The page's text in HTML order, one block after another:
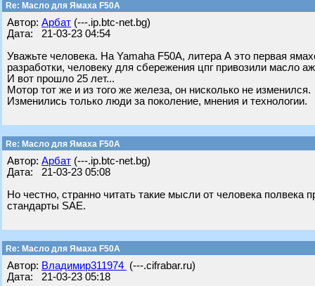
Re: Масло для Ямаха F50A
Автор: Арбат (---.ip.btc-net.bg)
Дата: 21-03-23 04:54
Уважьте человека. На Yamaha F50А, литера А это первая
разработки, человеку для сбережения цпг привозили масло
И вот прошло 25 лет...
Мотор тот же и из того же железа, он нисколько не изменился.
Изменились только люди за поколение, мнения и технологии.
Re: Масло для Ямаха F50A
Автор: Арбат (---.ip.btc-net.bg)
Дата: 21-03-23 05:08
Но честно, странно читать такие мысли от человека
стандарты SAE.
Re: Масло для Ямаха F50A
Автор: Владимир311974 (---.cifrabar.ru)
Дата: 21-03-23 05:18